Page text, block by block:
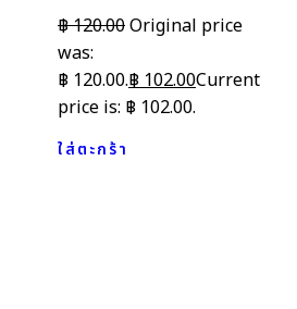
฿120.00Original price
was:
฿ 120.00.฿ 102.00Current
price is: ฿ 102.00.
ใส่ตะกร้า